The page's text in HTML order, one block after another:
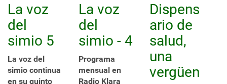
La voz
del
simio 5
La voz del
simio continua
en su quinto
La voz
del
simio - 4
Programa
mensual en
Radio Klara
Dispens
ario de
salud,
una
vergüen